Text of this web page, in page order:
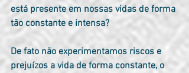
está presente em nossas vidas de forma
tão constante e intensa?
De fato não experimentamos riscos e
prejuízos a vida de forma constante, o